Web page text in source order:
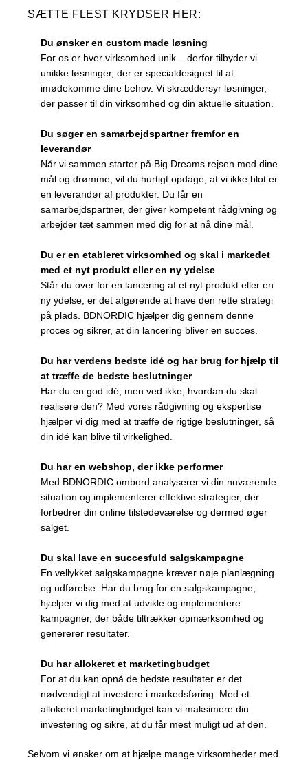
SÆTTE FLEST KRYDSER HER:
Du ønsker en custom made løsning
For os er hver virksomhed unik – derfor tilbyder vi
unikke løsninger, der er specialdesignet til at
imødekomme dine behov. Vi skræddersyr løsninger,
der passer til din virksomhed og din aktuelle situation.
Du søger en samarbejdspartner fremfor en
leverandør
Når vi sammen starter på Big Dreams rejsen mod dine
mål og drømme, vil du hurtigt opdage, at vi ikke blot er
en leverandør af produkter. Du får en
samarbejdspartner, der giver kompetent rådgivning og
arbejder tæt sammen med dig for at nå dine mål.
Du er en etableret virksomhed og skal i markedet
med et nyt produkt eller en ny ydelse
Står du over for en lancering af et nyt produkt eller en
ny ydelse, er det afgørende at have den rette strategi
på plads. BDNORDIC hjælper dig gennem denne
proces og sikrer, at din lancering bliver en succes.
Du har verdens bedste idé og har brug for hjælp til
at træffe de bedste beslutninger
Har du en god idé, men ved ikke, hvordan du skal
realisere den? Med vores rådgivning og ekspertise
hjælper vi dig med at træffe de rigtige beslutninger, så
din idé kan blive til virkelighed.
Du har en webshop, der ikke performer
Med BDNORDIC ombord analyserer vi din nuværende
situation og implementerer effektive strategier, der
forbedrer din online tilstedeværelse og dermed øger
salget.
Du skal lave en succesfuld salgskampagne
En vellykket salgskampagne kræver nøje planlægning
og udførelse. Har du brug for en salgskampagne,
hjælper vi dig med at udvikle og implementere
kampagner, der både tiltrækker opmærksomhed og
genererer resultater.
Du har allokeret et marketingbudget
For at du kan opnå de bedste resultater er det
nødvendigt at investere i markedsføring. Med et
allokeret marketingbudget kan vi maksimere din
investering og sikre, at du får mest muligt ud af den.
Selvom vi ønsker om at hjælpe mange virksomheder med